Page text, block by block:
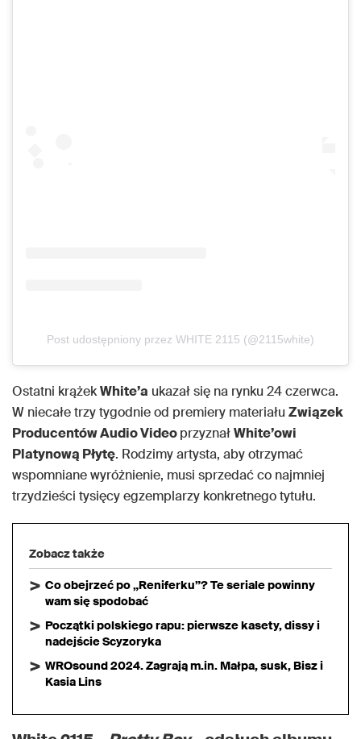
Post udostępniony przez WHITE 2115 (@2115white)
Ostatni krążekWhite’a ukazał się na rynku 24 czerwca.
W niecałe trzy tygodnie od premiery materiału Związek
Producentów Audio VideoprzyznałWhite’owi
Platynową Płytę. Rodzimy artysta, aby otrzymać
wspomniane wyróżnienie, musi sprzedać co najmniej
trzydzieści tysięcy egzemplarzy konkretnego tytułu.
Zobacz także
Co obejrzeć po „Reniferku”? Te seriale powinny
wam się spodobać
Początki polskiego rapu: pierwsze kasety, dissy i
nadejście Scyzoryka
WROsound 2024. Zagrają m.in. Małpa, susk, Bisz i
Kasia Lins